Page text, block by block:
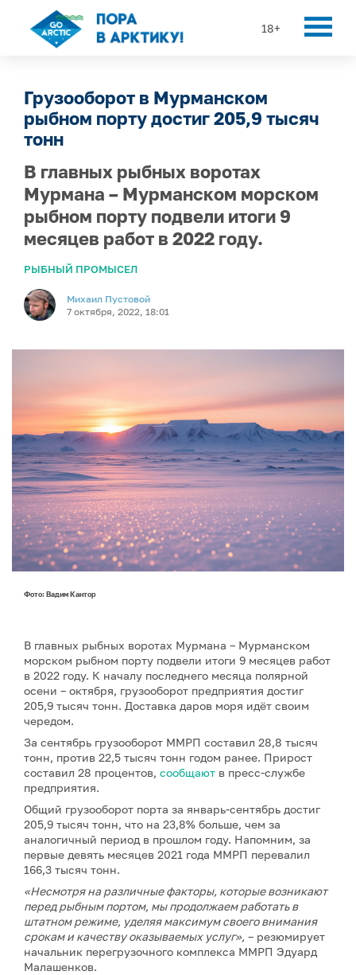
18+
Грузооборот в Мурманском
рыбном порту достиг 205,9 тысяч
тонн
В главных рыбных воротах
Мурмана – Мурманском морском
рыбном порту подвели итоги 9
месяцев работ в 2022 году.
РЫБНЫЙ ПРОМЫСЕЛ
Михаил Пустовой
7 октября, 2022, 18:01
Фото: Вадим Кантор
В главных рыбных воротах Мурмана – Мурманском
морском рыбном порту подвели итоги 9 месяцев работ
в 2022 году. К началу последнего месяца полярной
осени – октября, грузооборот предприятия достиг
205,9 тысяч тонн. Доставка даров моря идёт своим
чередом.
За сентябрь грузооборот ММРП составил 28,8 тысяч
тонн, против 22,5 тысяч тонн годом ранее. Прирост
составил 28 процентов, сообщают в пресс-службе
предприятия.
Общий грузооборот порта за январь-сентябрь достиг
205,9 тысяч тонн, что на 23,8% больше, чем за
аналогичный период в прошлом году. Напомним, за
первые девять месяцев 2021 года ММРП перевалил
166,3 тысяч тонн.
«Несмотря на различные факторы, которые возникают
перед рыбным портом, мы продолжаем работать в
штатном режиме, уделяя максимум своего внимания
срокам и качеству оказываемых услуг», – резюмирует
начальник перегрузочного комплекса ММРП Эдуард
Малашенков.